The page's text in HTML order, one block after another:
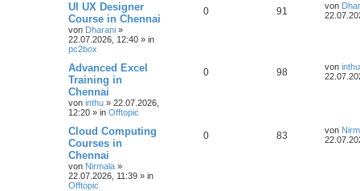
UI UX Designer
Course in Chennai
von Dharani »
22.07.2026, 12:40 » in
pc2box
0 91 von
Advanced Excel
Training in
Chennai
von inthu » 22.07.2026,
12:20 » in Offtopic
0 98 von inthu
Cloud Computing
Courses in
Chennai
von Nirmala »
22.07.2026, 11:39 » in
Offtopic
0 83 von